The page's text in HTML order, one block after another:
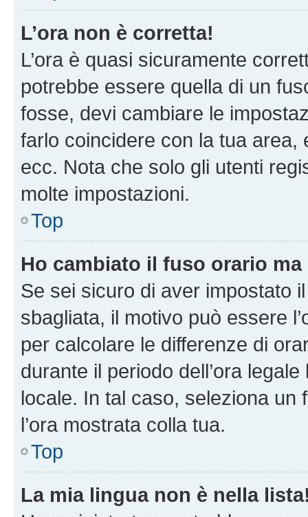
L’ora non è corretta!
L’ora è quasi sicuramente
potrebbe essere quella di un
fosse, devi cambiare le
farlo coincidere con la tua area,
ecc. Nota che solo gli utenti
molte impostazioni.
Top
Ho cambiato il fuso orario ma
Se sei sicuro di aver impostato
sbagliata, il motivo può essere
per calcolare le differenze di
durante il periodo dell’ora
locale. In tal caso, seleziona
l’ora mostrata colla tua.
Top
La mia lingua non è nella